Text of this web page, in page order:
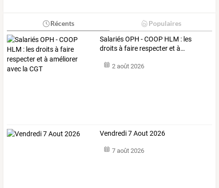
Récents Populaires
SalariésOPH -COOP HLM : les
droitsà faire respecteret à…
2 août 2026
Vendredi 7 Aout 2026
7 août 2026